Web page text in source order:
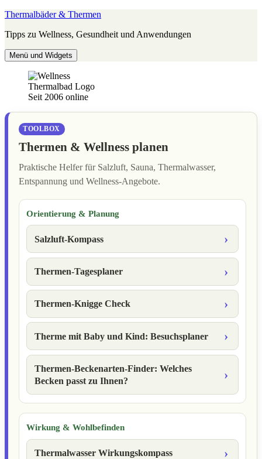
Zum
springen
Thermalbäder & Thermen
Tipps zu Wellness, Gesundheit und Anwendungen
Menü und Widgets
Seit 2006 online
TOOLBOX
Thermen & Wellness planen
Praktische Helfer für Salzluft, Sauna, Thermalwasser,
Entspannung und Wellness-Angebote.
Orientierung & Planung
Salzluft-Kompass
Thermen-Tagesplaner
Thermen-Knigge Check
Therme mit Baby und Kind: Besuchsplaner
Thermen-Beckenarten-Finder: Welches
Becken passt zu Ihnen?
Wirkung & Wohlbefinden
Thermalwasser Wirkungskompass